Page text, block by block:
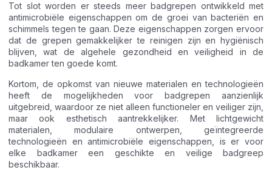
Tot slot worden er steeds meer badgrepen ontwikkeld met
antimicrobiële eigenschappen om de groei van bacteriën en
schimmels tegen te gaan. Deze eigenschappen zorgen ervoor
dat de grepen gemakkelijker te reinigen zijn en hygiënisch
blijven, wat de algehele gezondheid en veiligheid in de
badkamer ten goede komt.
Kortom, de opkomst van nieuwe materialen en technologieën
heeft de mogelijkheden voor badgrepen aanzienlijk
uitgebreid, waardoor ze niet alleen functioneler en veiliger zijn,
maar ook esthetisch aantrekkelijker. Met lichtgewicht
materialen, modulaire ontwerpen, geïntegreerde
technologieën en antimicrobiële eigenschappen, is er voor
elke badkamer een geschikte en veilige badgreep
beschikbaar.